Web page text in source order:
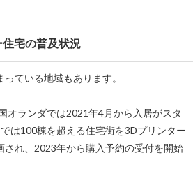
宅の普及状況
ている地域もあります。
オランダでは2021年4月から入居がスタ
は100棟を超える住宅街を3Dプリンター
され、2023年から購入予約の受付を開始